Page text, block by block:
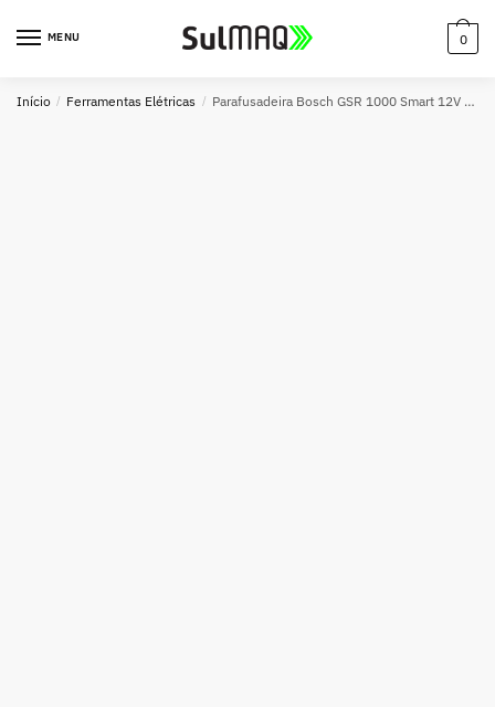
MENU 0
Início / Ferramentas Elétricas / Parafusadeira Bosch GSR 1000 Smart 12V Básica – Compacta e Eficiente